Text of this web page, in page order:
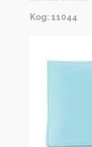
Kод: 11044